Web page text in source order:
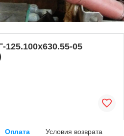
05
Оплата Условия возврата